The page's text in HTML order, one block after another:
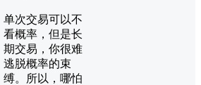
单次交易可以不
看概率，但是长
期交易，你很难
逃脱概率的束
缚。所以，哪怕